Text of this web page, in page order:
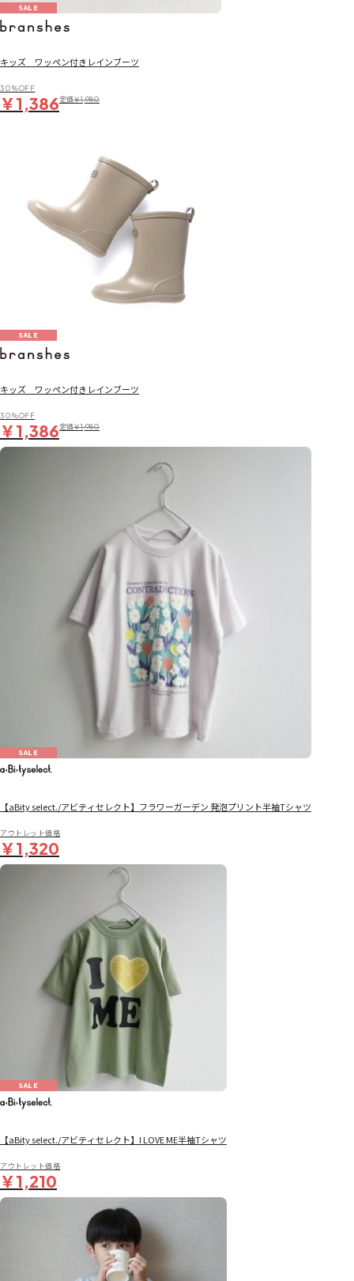
SALE
キッズ ワッペン付きレインブーツ
30％OFF
￥1,386定価￥1,980
SALE
キッズ ワッペン付きレインブーツ
30％OFF
￥1,386定価￥1,980
SALE
【aBity select./アビティセレクト】フラワーガーデン 発泡プリント半袖Tシャツ
アウトレット価格
￥1,320
SALE
【aBity select./アビティセレクト】I LOVE ME半袖Tシャツ
アウトレット価格
￥1,210